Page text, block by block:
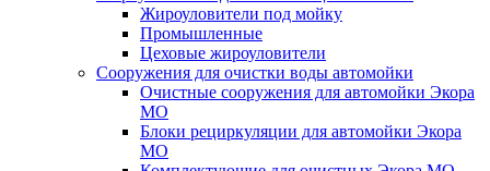
Жироуловители под мойку
Промышленные
Цеховые жироуловители
Сооружения для очистки воды автомойки
Очистные сооружения для автомойки Экора
МО
Блоки рециркуляции для автомойки Экора
МО